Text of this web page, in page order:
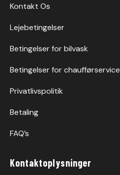
Kontakt Os
Lejebetingelser
Betingelser for bilvask
Betingelser for chaufførservice
Privatlivspolitik
Betaling
FAQ’s
Kontaktoplysninger